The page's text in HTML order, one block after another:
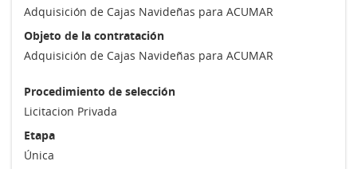
Adquisición de Cajas Navideñas para ACUMAR
Objeto de la contratación
Adquisición de Cajas Navideñas para ACUMAR
Procedimiento de selección
Licitacion Privada
Etapa
Única